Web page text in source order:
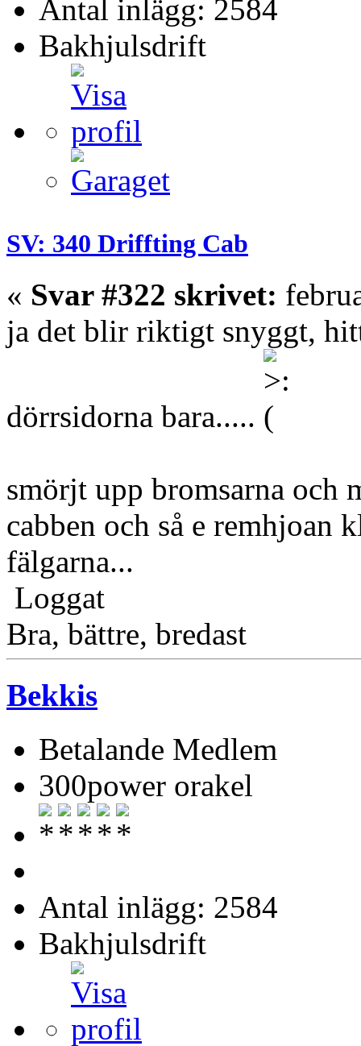
Antal inlägg: 2584
Bakhjulsdrift
SV: 340 Driffting Cab
« Svar #322 skrivet:
ja det blir riktigt snyggt,
dörrsidorna bara.....
smörjt upp bromsarna och
cabben och så e remhjoan
fälgarna...
Loggat
Bra, bättre, bredast
Bekkis
Betalande Medlem
300power orakel
Antal inlägg: 2584
Bakhjulsdrift